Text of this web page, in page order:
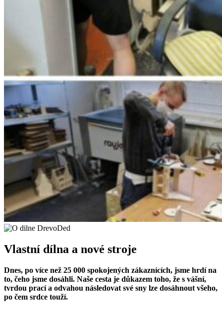
Vlastní dílna a nové stroje
Dnes, po více než 25 000 spokojených zákaznících, jsme hrdí na
to, čeho jsme dosáhli. Naše cesta je důkazem toho, že s vášní,
tvrdou prací a odvahou následovat své sny lze dosáhnout všeho,
po čem srdce touží.